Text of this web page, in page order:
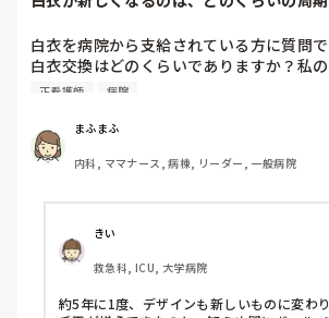
白衣を病院から支給されている方に質問で
白衣交換はどのくらいでありますか？私
くらいのペースで新しいものに変わりま
今の白衣がだいぶくたびれてきたので、質
正看護師 病院
まふまふ
内科, ママナース, 病棟, リーダー, 一般病院
きい
救急科, ICU, 大学病院
約5年に1度、デザインも新しいものに変わ